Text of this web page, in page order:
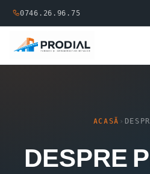
0746.26.96.75
ACASĂ ›
DESPRE